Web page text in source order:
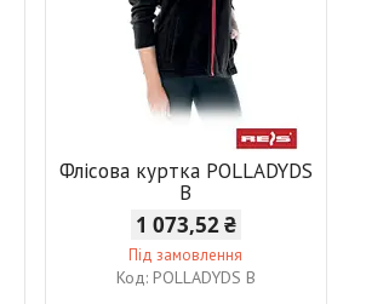
Флісова куртка POLLADYDS
B
1 073,52 ₴
Під замовлення
POLLADYDS B